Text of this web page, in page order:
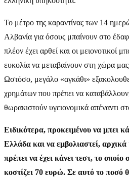
Το μέτρο της καραντίνας των 14
Αλβανία για όσους μπαίνουν στο
πλέον έχει αρθεί και οι μειονοτικοί
ευκολία να μεταβαίνουν στη χώρα
Ωστόσο, μεγάλο «αγκάθι»
χρημάτων που πρέπει να
θωρακιστούν υγειονομικά απέναντι
Ειδικότερα, προκειμένου να μπει
Ελλάδα και να εμβολιαστεί,
πρέπει να έχει κάνει τεστ, το οποίο
κοστίζει 70 ευρώ. Σε αυτό το ποσό